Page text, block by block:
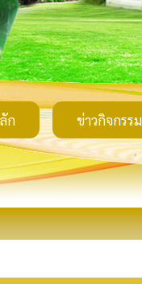
ก ข่าวกิจกรรม